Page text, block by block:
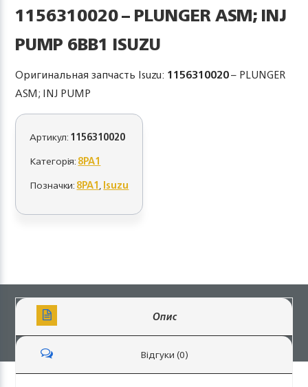
1156310020 – PLUNGER ASM; INJ
PUMP 6BB1 ISUZU
Оригинальная запчасть Isuzu: 1156310020– PLUNGER
ASM; INJ PUMP
Артикул:1156310020
Категорія:8PA1
Позначки:8PA1,Isuzu
Опис
Відгуки (0)